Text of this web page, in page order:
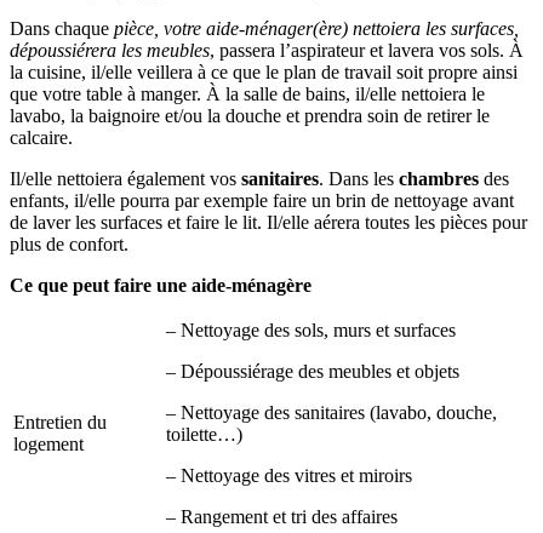
Dans chaque pièce, votre aide-ménager(ère) nettoiera les surfaces,
dépoussiérera les meubles, passera l’aspirateur et lavera vos sols. À
la cuisine, il/elle veillera à ce que le plan de travail soit propre ainsi
que votre table à manger. À la salle de bains, il/elle nettoiera le
lavabo, la baignoire et/ou la douche et prendra soin de retirer le
calcaire.
Il/elle nettoiera également vos sanitaires. Dans les chambres des
enfants, il/elle pourra par exemple faire un brin de nettoyage avant
de laver les surfaces et faire le lit. Il/elle aérera toutes les pièces pour
plus de confort.
Ce que peut faire une aide-ménagère
Entretien du
logement
– Nettoyage des sols, murs et surfaces
– Dépoussiérage des meubles et objets
– Nettoyage des sanitaires (lavabo, douche,
toilette…)
– Nettoyage des vitres et miroirs
– Rangement et tri des affaires